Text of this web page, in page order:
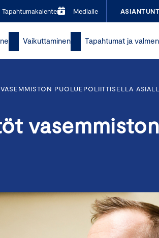
Tapahtumakalenteri Medialle
Vaikuttaminen Tapahtumat ja
PUOLUEPOLIITTISELLA
vasemmiston